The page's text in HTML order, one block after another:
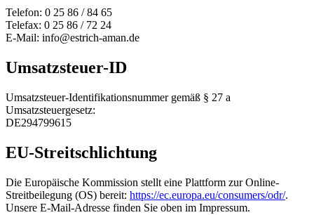
Telefon: 0 25 86 / 84 65
Telefax: 0 25 86 / 72 24
E-Mail: info@estrich-aman.de
Umsatzsteuer-ID
Umsatzsteuer-Identifikationsnummer gemäß § 27 a
Umsatzsteuergesetz:
DE294799615
EU-Streitschlichtung
Die Europäische Kommission stellt eine Plattform zur Online-
Streitbeilegung (OS) bereit: https://ec.europa.eu/consumers/odr/.
Unsere E-Mail-Adresse finden Sie oben im Impressum.